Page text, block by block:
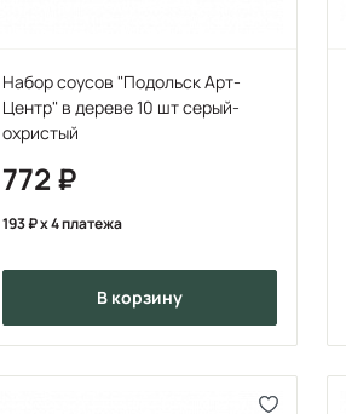
Набор соусов "Подольск Арт-
Центр" в дереве 10 шт серый-
охристый
772
193 x 4 платежа
в корзину